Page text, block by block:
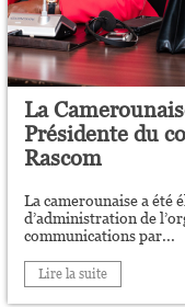
La
Présidente du
Rascom
La camerounaise a été
d’administration de
communications par...
Lire la suite